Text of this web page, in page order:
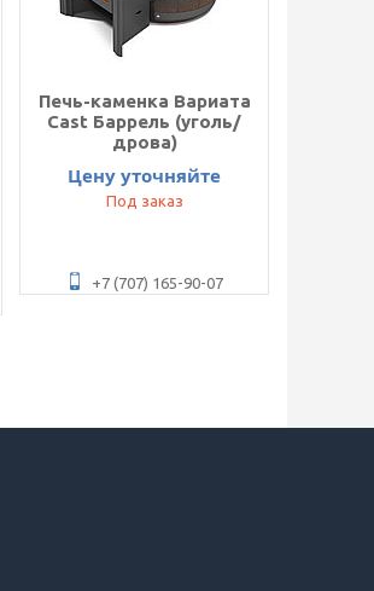
Печь-каменка Вариата
Cast Баррель (уголь/
дрова)
Цену уточняйте
Под заказ
+7 (707) 165-90-07